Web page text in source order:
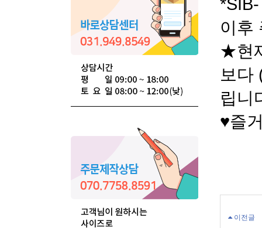
이후
★현
보다
립
♥즐
이전글